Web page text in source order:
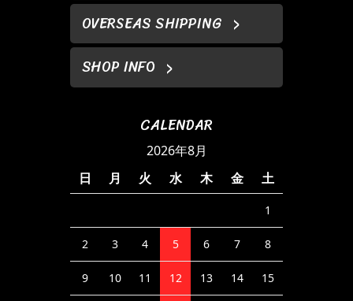
OVERSEAS SHIPPING
SHOP INFO
CALENDAR
2026年8月
日
月 火 水 木 金 土
1
2 3 4 5 6 7 8
9 10 11 12 13 14 15